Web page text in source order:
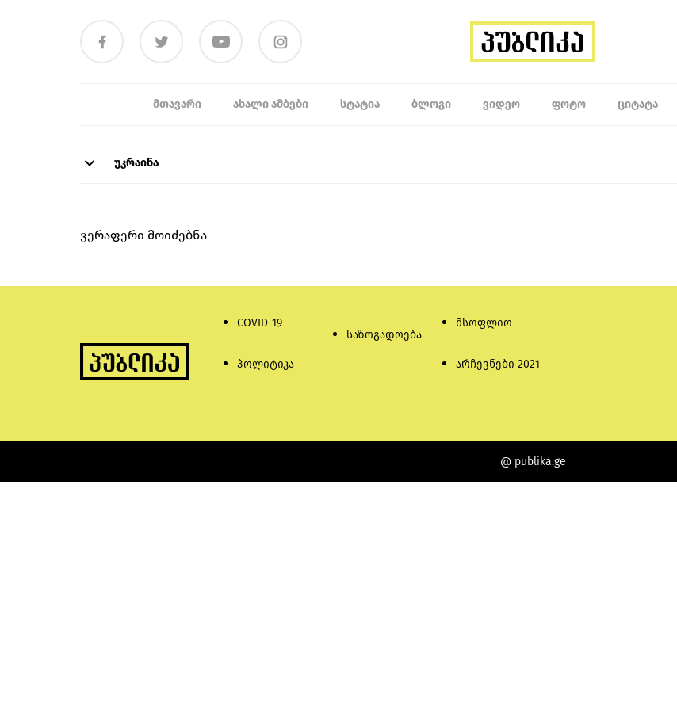
ᲛᲗᲐᲕᲐᲠᲘ ᲐᲮᲐᲚᲘ ᲐᲛᲑᲔᲑᲘ ᲡᲢᲐᲢᲘᲐ ᲑᲚᲝᲒᲘ ᲕᲘᲓᲔᲝ ᲤᲝᲢᲝ ᲪᲘᲢᲐᲢᲐ
უკრაინა
ვერაფერი მოიძებნა
COVID-19
პოლიტიკა
საზოგადოება
მსოფლიო
არჩევნები 2021
@ publika.ge